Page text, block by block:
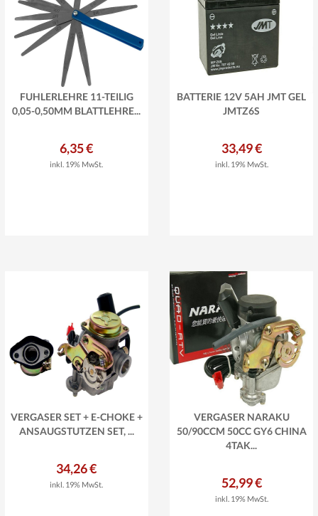
FÜHLERLEHRE 11-TEILIG
0,05-0,50MM BLATTLEHRE...
6,35 €
inkl. 19% MwSt.
BATTERIE 12V 5AH JMT GEL
JMTZ6S
33,49 €
inkl. 19% MwSt.
VERGASER SET + E-CHOKE +
ANSAUGSTUTZEN SET, ...
34,26 €
inkl. 19% MwSt.
VERGASER NARAKU
50/90CCM 50CC GY6 CHINA
4TAK...
52,99 €
inkl. 19% MwSt.